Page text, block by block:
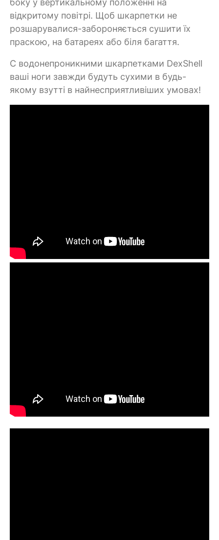
боку у вертикальному положенні на
відкритому повітрі. Щоб шкарпетки не
розшарувалися-забороняється сушити їх
праскою, на батареях або біля багаття.
C водонепроникними шкарпетками DexShell
ваші ноги завжди будуть сухими в будь-
якому взутті в найнесприятливіших умовах!